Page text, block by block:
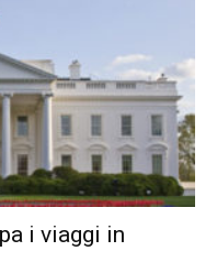
i viaggi in